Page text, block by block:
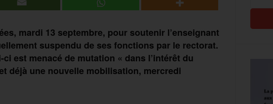
mardi 13 septembre, pour soutenir l’enseignant
suspendu de ses fonctions par le rectorat.
est menacé de mutation « dans l’intérêt du
déjà une nouvelle mobilisation, mercredi